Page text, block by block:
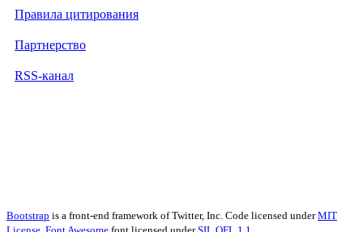
Правила цитирования
Партнерство
RSS-канал
Bootstrap is a front-end framework of Twitter, Inc. Code licensed underMIT